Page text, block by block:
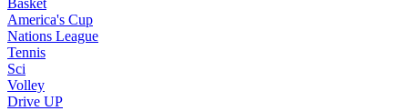
Basket
America's Cup
Nations League
Tennis
Sci
Volley
Drive UP